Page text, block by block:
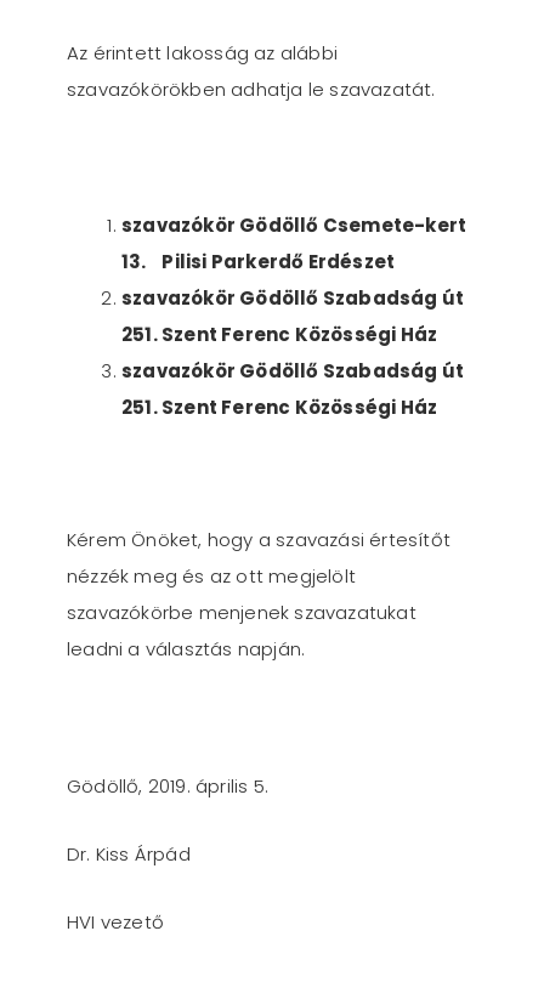
Az érintett lakosság az alábbi
szavazókörökben adhatja le szavazatát.
szavazókör Gödöllő Csemete-kert
13. Pilisi Parkerdő Erdészet
szavazókör Gödöllő Szabadság út
251. Szent Ferenc Közösségi Ház
szavazókör Gödöllő Szabadság út
251. Szent Ferenc Közösségi Ház
Kérem Önöket, hogy a szavazási értesítőt
nézzék meg és az ott megjelölt
szavazókörbe menjenek szavazatukat
leadni a választás napján.
Gödöllő, 2019. április 5.
Dr. Kiss Árpád
HVI vezető